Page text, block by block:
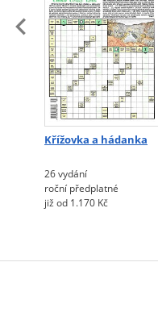
Křížovka a hádanka
26 vydání
roční předplatné
již od 1.170 Kč